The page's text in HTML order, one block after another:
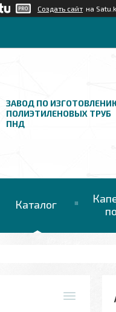
Создать сайт на
ЗАВОД ПО
ПОЛИЭТИЛЕНОВЫХ ТРУБ
ПНД
Каталог